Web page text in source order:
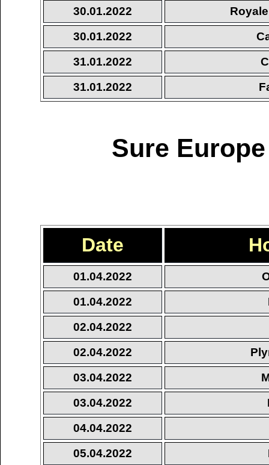
30.01.2022
30.01.2022
31.01.2022
31.01.2022
Sure
Date
01.04.2022
01.04.2022
02.04.2022
02.04.2022
03.04.2022
03.04.2022
04.04.2022
05.04.2022